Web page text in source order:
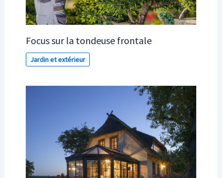
Focus sur la tondeuse frontale
Jardin et extérieur